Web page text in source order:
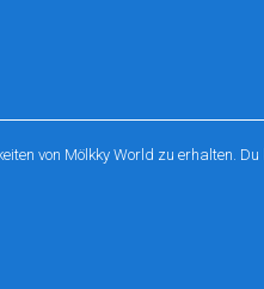
von Mölkky World zu erhalten.